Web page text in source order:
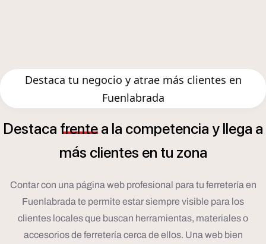
Destaca tu negocio y atrae más clientes en
Fuenlabrada
Destaca frente a la competencia y llega a
más clientes en tu zona
Contar con una página web profesional para tu ferretería en
Fuenlabrada te permite estar siempre visible para los
clientes locales que buscan herramientas, materiales o
accesorios de ferretería cerca de ellos. Una web bien